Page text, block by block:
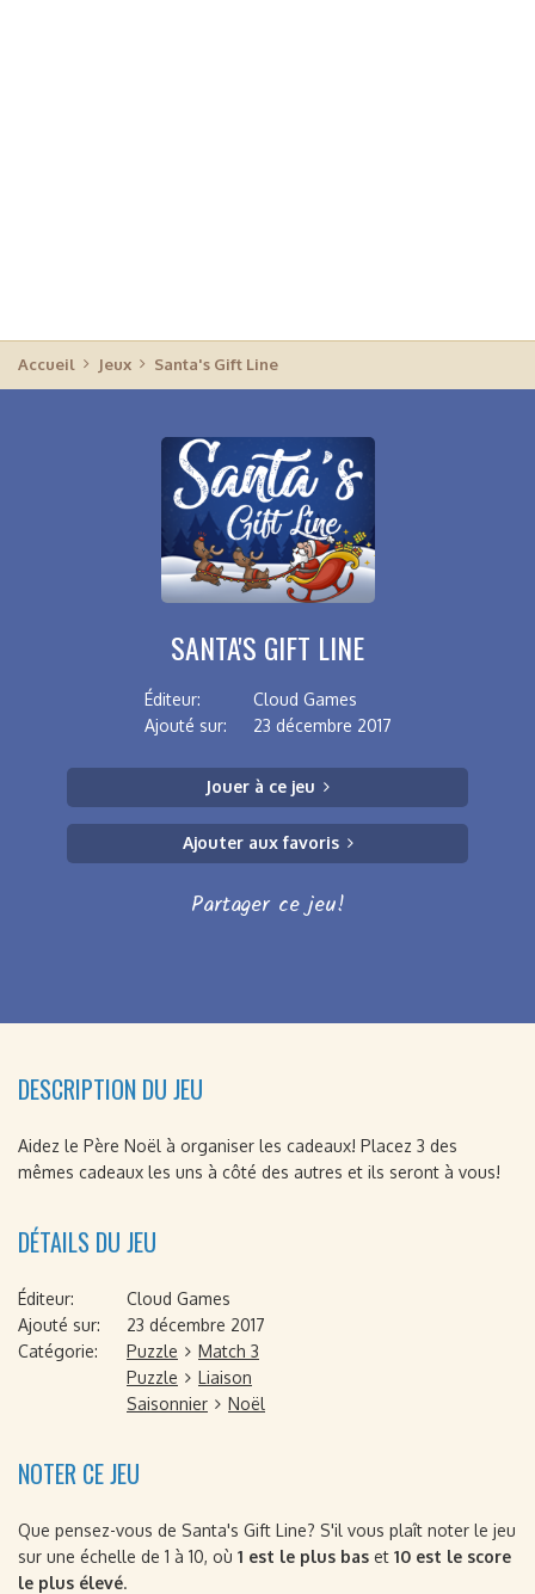
Accueil Jeux Santa's Gift Line
SANTA'S GIFT LINE
Éditeur:
Cloud Games
Ajouté sur:
23 décembre 2017
Jouer à ce jeu
Ajouter aux favoris
Partager ce jeu!
DESCRIPTION DU JEU
Aidez le Père Noël à organiser les cadeaux! Placez 3 des
mêmes cadeaux les uns à côté des autres et ils seront à vous!
DÉTAILS DU JEU
Éditeur:
Cloud Games
Ajouté sur:
23 décembre 2017
Catégorie:
Puzzle
Match 3
Puzzle
Liaison
Saisonnier
Noël
NOTER CE JEU
Que pensez-vous de Santa's Gift Line? S'il vous plaît noter le jeu
sur une échelle de 1 à 10, où 1 est le plus bas et 10 est le score
le plus élevé.